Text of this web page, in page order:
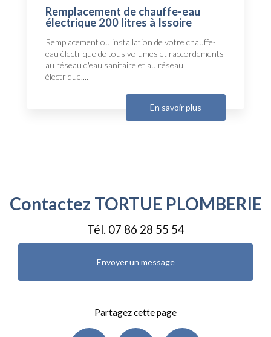
Remplacement de chauffe-eau
électrique 200 litres à Issoire
Remplacement ou installation de votre chauffe-
eau électrique de tous volumes et raccordements
au réseau d'eau sanitaire et au réseau
électrique....
En savoir plus
Contactez TORTUE PLOMBERIE
Tél. 07 86 28 55 54
Envoyer un message
Partagez cette page
Facebook